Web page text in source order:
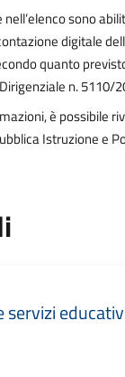
sono
digitale
quanto
n. 5110/
è possibile
Istruzione e
servizi